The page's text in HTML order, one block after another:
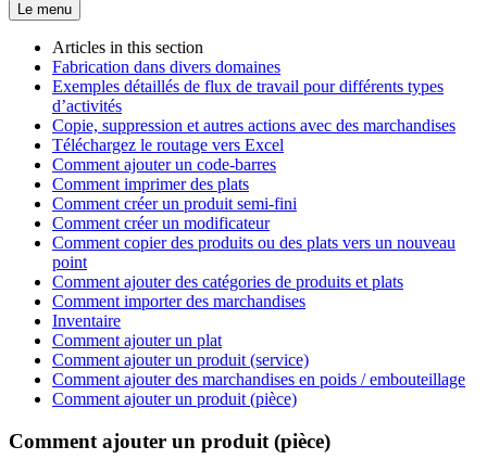
Le menu
Articles in this section
Fabrication dans divers domaines
Exemples détaillés de flux de travail pour différents types
d’activités
Copie, suppression et autres actions avec des marchandises
Téléchargez le routage vers Excel
Comment ajouter un code-barres
Comment imprimer des plats
Comment créer un produit semi-fini
Comment créer un modificateur
Comment copier des produits ou des plats vers un nouveau
point
Comment ajouter des catégories de produits et plats
Comment importer des marchandises
Inventaire
Comment ajouter un plat
Comment ajouter un produit (service)
Comment ajouter des marchandises en poids / embouteillage
Comment ajouter un produit (pièce)
Comment ajouter un produit (pièce)